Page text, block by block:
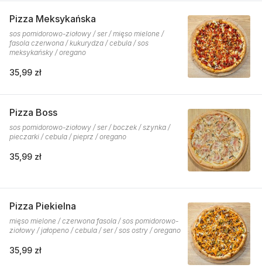
Pizza Meksykańska
sos pomidorowo-ziołowy / ser / mięso mielone /
fasola czerwona / kukurydza / cebula / sos
meksykańsky / oregano
35,99 zł
Pizza Boss
sos pomidorowo-ziołowy / ser / boczek / szynka /
pieczarki / cebula / pieprz / oregano
35,99 zł
Pizza Piekielna
mięso mielone / czerwona fasola / sos pomidorowo-
ziołowy / jałopeno / cebula / ser / sos ostry / oregano
35,99 zł